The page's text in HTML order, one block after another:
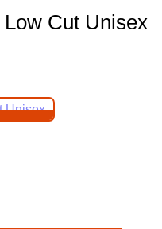
Cut Unisex